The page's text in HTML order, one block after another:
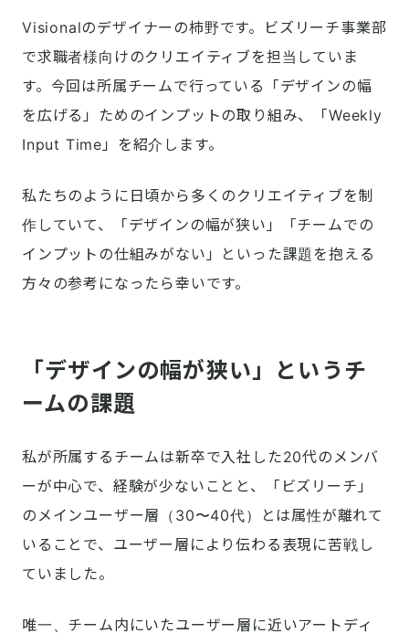
Visionalのデザイナーの柿野です。ビズリーチ事業部
で求職者様向けのクリエイティブを担当していま
す。今回は所属チームで行っている「デザインの幅
を広げる」ためのインプットの取り組み、「Weekly
Input Time」を紹介します。
私たちのように日頃から多くのクリエイティブを制
作していて、「デザインの幅が狭い」「チームでの
インプットの仕組みがない」といった課題を抱える
方々の参考になったら幸いです。
「デザインの幅が狭い」というチ
ームの課題
私が所属するチームは新卒で入社した20代のメンバ
ーが中心で、経験が少ないことと、「ビズリーチ」
のメインユーザー層（30〜40代）とは属性が離れて
いることで、ユーザー層により伝わる表現に苦戦し
ていました。
唯一、チーム内にいたユーザー層に近いアートディ